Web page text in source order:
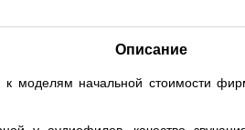
Описание
моделям начальной стоимости